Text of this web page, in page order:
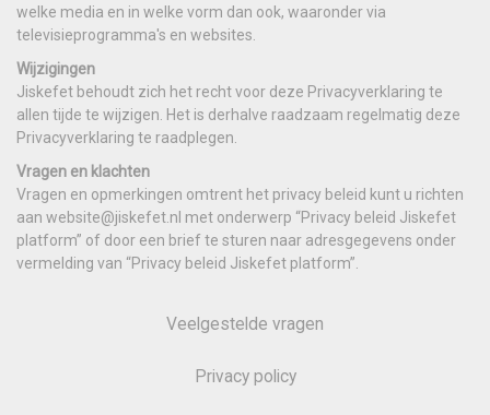
welke media en in welke vorm dan ook, waaronder via
televisieprogramma's en websites.
Wijzigingen
Jiskefet behoudt zich het recht voor deze Privacyverklaring te
allen tijde te wijzigen. Het is derhalve raadzaam regelmatig deze
Privacyverklaring te raadplegen.
Vragen en klachten
Vragen en opmerkingen omtrent het privacy beleid kunt u richten
aan website@jiskefet.nl met onderwerp “Privacy beleid Jiskefet
platform” of door een brief te sturen naar adresgegevens onder
vermelding van “Privacy beleid Jiskefet platform”.
Veelgestelde vragen
Privacy policy